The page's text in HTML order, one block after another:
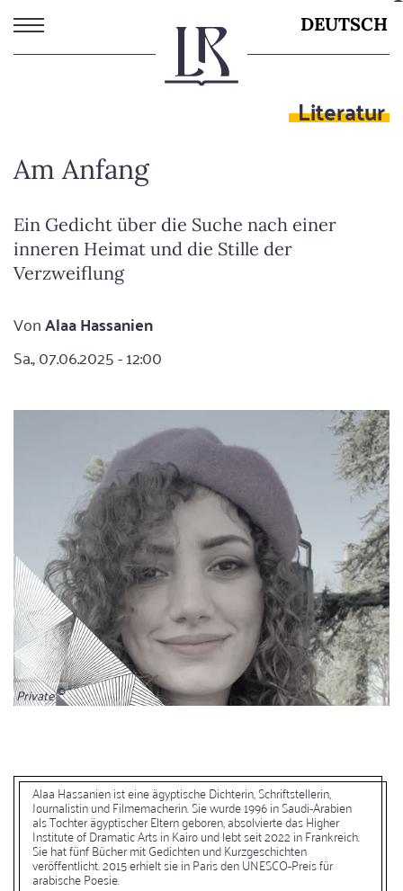
Direkt
zum
Inhalt
DEUTSCH
Literatur
Am Anfang
Ein Gedicht über die Suche nach einer
inneren Heimat und die Stille der
Verzweiflung
VonAlaa Hassanien
Sa., 07.06.2025 - 12:00
Private
Alaa Hassanien ist eine ägyptische Dichterin, Schriftstellerin,
Journalistin und Filmemacherin. Sie wurde 1996 in Saudi-Arabien
als Tochter ägyptischer Eltern geboren, absolvierte das Higher
Institute of Dramatic Arts in Kairo und lebt seit 2022 in Frankreich.
Sie hat fünf Bücher mit Gedichten und Kurzgeschichten
veröffentlicht. 2015 erhielt sie in Paris den UNESCO-Preis für
arabische Poesie.